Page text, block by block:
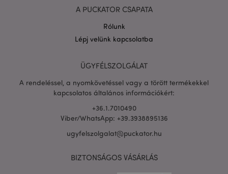
A PUCKATOR CSAPATA
Rólunk
Lépj velünk kapcsolatba
ÜGYFÉLSZOLGÁLAT
A rendeléssel, a nyomkövetéssel vagy a törött termékekkel
kapcsolatos általános információkért:
+36.1.7010490
Viber/WhatsApp: +39.3938895136
ugyfelszolgalat@puckator.hu
BIZTONSÁGOS VÁSÁRLÁS
Google
adatvédelmi szabályzatát